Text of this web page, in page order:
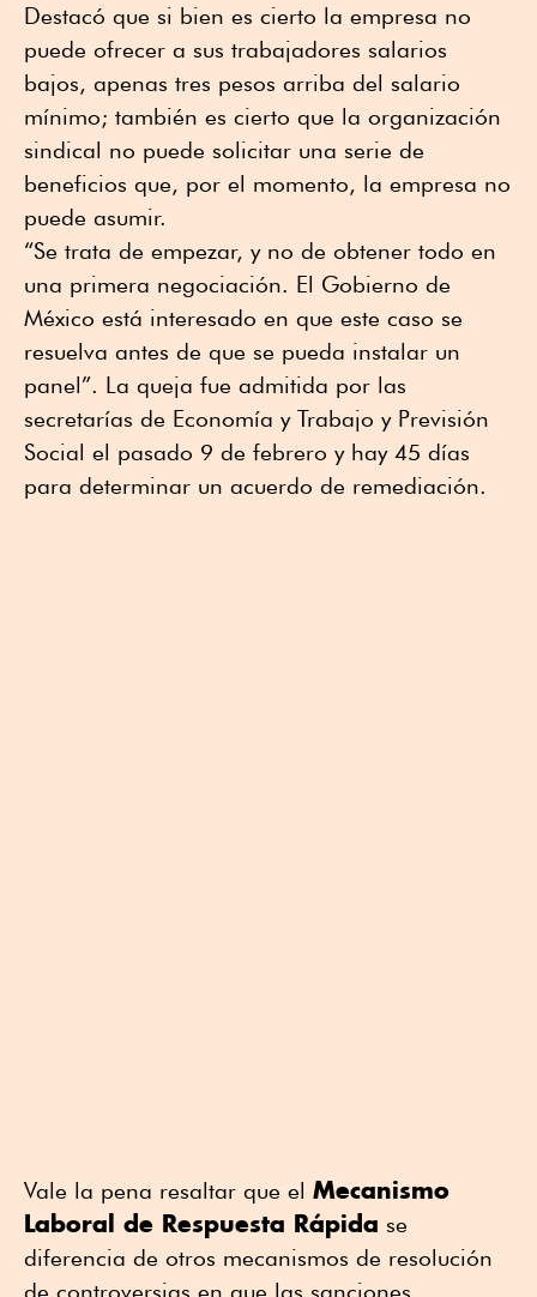
Destacó que si bien es cierto la empresa no
puede ofrecer a sus trabajadores salarios
bajos, apenas tres pesos arriba del salario
mínimo; también es cierto que la organización
sindical no puede solicitar una serie de
beneficios que, por el momento, la empresa no
puede asumir.
“Se trata de empezar, y no de obtener todo en
una primera negociación. El Gobierno de
México está interesado en que este caso se
resuelva antes de que se pueda instalar un
panel”. La queja fue admitida por las
secretarías de Economía y Trabajo y Previsión
Social el pasado 9 de febrero y hay 45 días
para determinar un acuerdo de remediación.
Vale la pena resaltar que el Mecanismo
Laboral de Respuesta Rápida se
diferencia de otros mecanismos de resolución
de controversias en que las sanciones